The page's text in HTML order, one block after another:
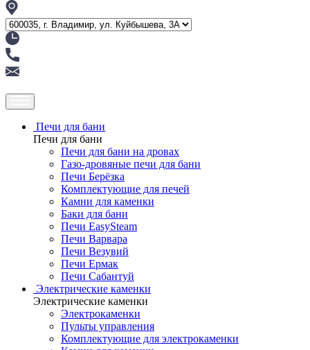
Печи для бани
Печи для бани
Печи для бани на дровах
Газо-дровяные печи для бани
Печи Берёзка
Комплектующие для печей
Камни для каменки
Баки для бани
Печи EasySteam
Печи Варвара
Печи Везувий
Печи Ермак
Печи Сабантуй
Электрические каменки
Электрические каменки
Электрокаменки
Пульты управления
Комплектующие для электрокаменки